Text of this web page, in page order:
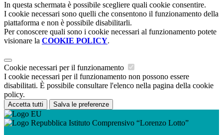
In questa schermata è possibile scegliere quali cookie consentire.
I cookie necessari sono quelli che consentono il funzionamento della
piattaforma e non è possibile disabilitarli.
Per conoscere quali sono i cookie necessari al funzionamento potete
visionare la COOKIE POLICY.
Cookie necessari per il funzionamento
I cookie necessari per il funzionamento non possono essere
disabilitati. È possibile consultare l'elenco nella pagina della cookie
policy.
Accetta tutti Salva le preferenze
Istituto Comprensivo “Lorenzo Lotto”